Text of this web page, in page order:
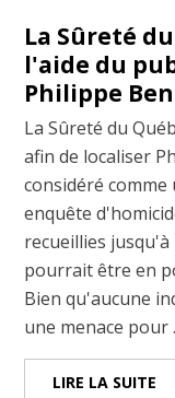
La Sûreté
l'aide du
Philippe
La Sûreté du
afin de localiser
considéré comme
enquête
recueillies
pourrait être en
Bien qu'aucune
une menace pour
LIRE LA SUITE